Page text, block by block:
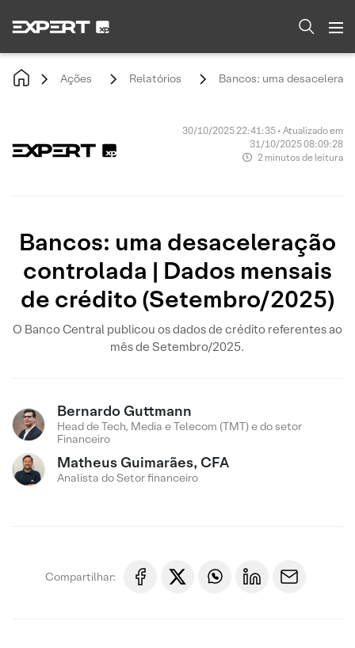
Ações Relatórios Bancos: uma
30/10/2025 22:41:35 • Atualizado em
31/10/2025 08:09:28
2 minutos de leitura
Bancos: uma desaceleração
controlada | Dados mensais
de crédito (Setembro/2025)
O Banco Central publicou os dados de crédito referentes ao
mês de Setembro/2025.
Bernardo Guttmann
Head de Tech, Media e Telecom (TMT) e do setor
Financeiro
Matheus Guimarães, CFA
Analista do Setor financeiro
Compartilhar: